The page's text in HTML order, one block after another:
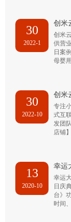
30
2022-1
创米
创米
供营
日案
母婴
30
2022-10
创米
专注
式互
发团
店铺
13
2020-10
幸运
幸运
日庆
台》
时间